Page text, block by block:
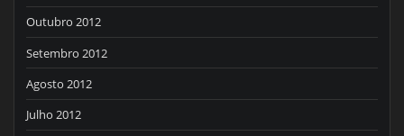
Outubro 2012
Setembro 2012
Agosto 2012
Julho 2012